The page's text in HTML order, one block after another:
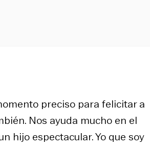
preciso para felicitar a
Nos ayuda mucho en el
hijo espectacular. Yo que soy